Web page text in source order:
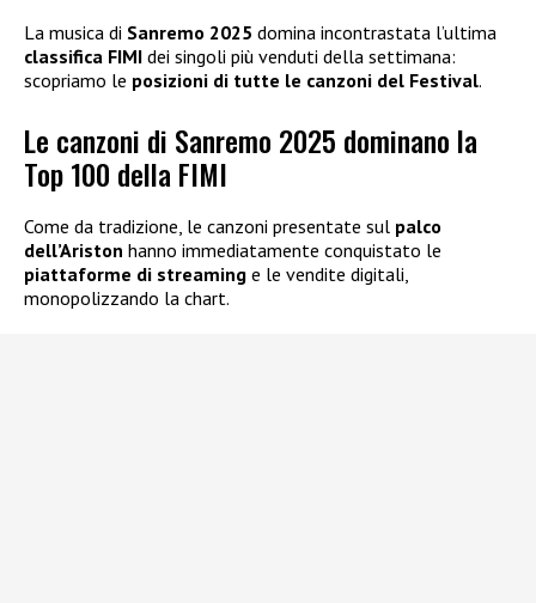
La musica di Sanremo 2025 domina incontrastata l’ultima
classifica FIMI dei singoli più venduti della settimana:
scopriamo le posizioni di tutte le canzoni del Festival.
Le canzoni di Sanremo 2025 dominano la
Top 100 della FIMI
Come da tradizione, le canzoni presentate sul palco
dell’Ariston hanno immediatamente conquistato le
piattaforme di streaming e le vendite digitali,
monopolizzando la chart.